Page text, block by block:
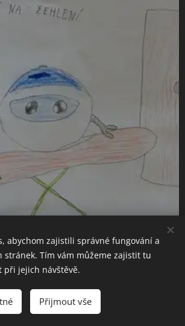
od Ondry ze ZŠ Glowaczkého
domácnost.
abychom zajistili správné fungování a
stránek. Tím vám můžeme zajistit tu
při jejich návštěvě.
Přijmout vše